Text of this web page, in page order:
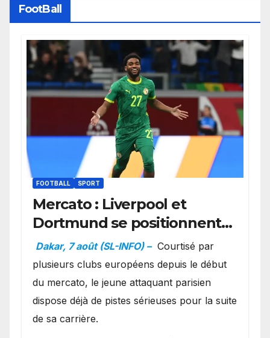
FootBall
FOOTBALL SPORT
Mercato : Liverpool et
Dortmund se positionnent
en favoris pour recruter
Ibrahim Mbaye
Dakar, 7 août (SL-INFO) – Courtisé par
plusieurs clubs européens depuis le début
du mercato, le jeune attaquant parisien
dispose déjà de pistes sérieuses pour la suite
de sa carrière.